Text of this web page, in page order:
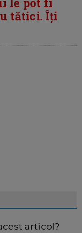
le pot fi
tătici. Îți
articol?